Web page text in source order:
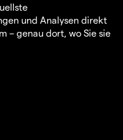
und Analysen direkt
– genau dort, wo Sie sie